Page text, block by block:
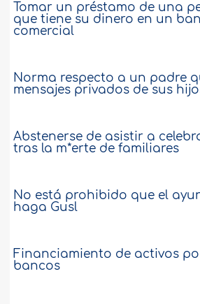
Tomar un préstamo de una
que tiene su dinero en un
comercial
Norma respecto a un padre
mensajes privados de sus
Abstenerse de asistir a
tras la m*erte de familiares
No está prohibido que el
haga Gusl
Financiamiento de activos
bancos